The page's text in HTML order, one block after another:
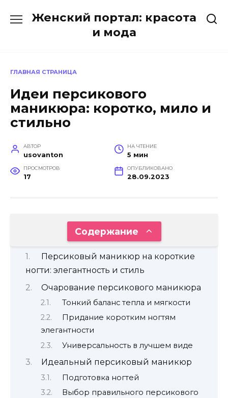
Женский портал: красота
и мода
ГЛАВНАЯ СТРАНИЦА
Идеи персикового
маникюра: коротко, мило и
стильно
АВТОР
usovanton
НА ЧТЕНИЕ
5 мин
ПРОСМОТРОВ
17
ОПУБЛИКОВАНО
28.09.2023
Содержание
Персиковый маникюр на короткие
ногти: элегантность и стиль
Очарование персикового маникюра
Тонкий баланс тепла и мягкости
Придание коротким ногтям
элегантности
Универсальность в лучшем виде
Идеальный персиковый маникюр
Подготовка ногтей
Выбор правильного персикового